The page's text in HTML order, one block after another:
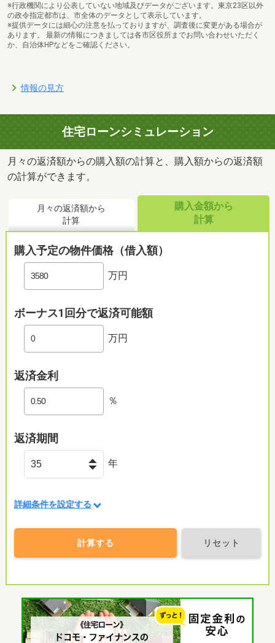
※行政機関により公表していない地域及びデータがございます。東京23区以外
の政令指定都市は、市全体のデータとして表示しています。
※提供データには細心の注意を払っておりますが、調査後に変更がある場合が
あります。 最新の情報につきましては各市区役所までお問い合わせいただく
か、自治体HPなどをご確認ください。
情報の見方
住宅ローンシミュレーション
月々の返済額からの購入額の計算と、購入額からの返済額
の計算ができます。
月々の返済額から
計算
購入金額から
計算
購入予定の物件価格（借入額）
万円
ボーナス1回分で返済可能額
万円
返済金利
％
返済期間
年
詳細条件を設定する
計算する リセット